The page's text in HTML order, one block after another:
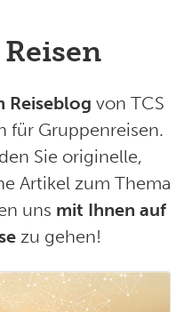
Reiseblog von TCS
für Gruppenreisen.
Sie originelle,
Artikel zum Thema
uns mit Ihnen auf
zu gehen!